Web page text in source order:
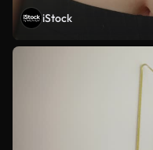
iStock